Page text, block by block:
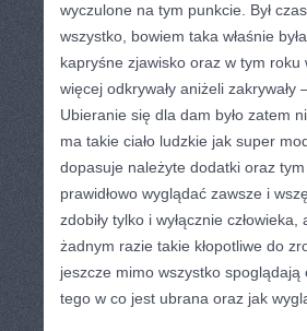
wyczulone na tym punkcie. Był
wszystko, bowiem taka właśnie
kapryśne zjawisko oraz w tym roku
więcej odkrywały aniżeli
Ubieranie się dla dam było zatem
ma takie ciało ludzkie jak super
dopasuje należyte dodatki oraz
prawidłowo wyglądać zawsze i
zdobiły tylko i wyłącznie
żadnym razie takie kłopotliwe do
jeszcze mimo wszystko
tego w co jest ubrana oraz jak